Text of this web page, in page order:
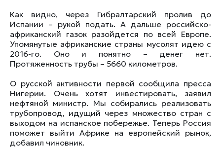
Как видно, через Гибралтарский пролив до
Испании – рукой подать. А дальше российско-
африканский газок разойдется по всей Европе.
Упомянутые африканские страны мусолят идею с
2016-го. Оно и понятно – денег нет.
Протяженность трубы – 5660 километров.
О русской активности первой сообщила пресса
Нигерии. Очень хотят инвестировать, заявил
нефтяной министр. Мы собирались реализовать
трубопровод, идущий через множество стран с
выходом на испанское побережье. Теперь Россия
поможет выйти Африке на европейский рынок,
добавил чиновник.